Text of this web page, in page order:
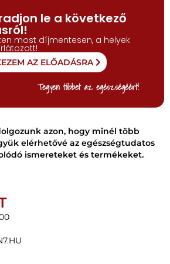
Tegyen többet az egészségéért!
le a következő
most díjmentesen, a helyek
AZ ELŐADÁSRA
azon, hogy minél több
elérhetővé az egészségtudatos
ismereteket és termékeket.